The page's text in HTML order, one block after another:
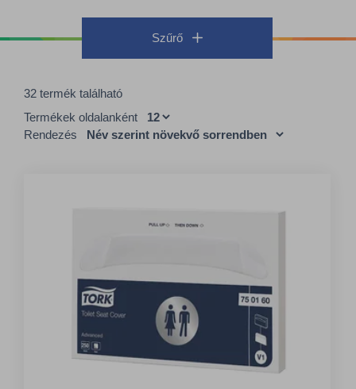
Szűrő
32 termék található
Termékek oldalanként
Rendezés